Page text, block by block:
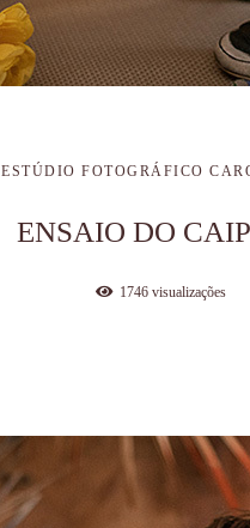
ESTÚDIO FOTOGRÁFICO
ENSAIO DO
1746 visualizações